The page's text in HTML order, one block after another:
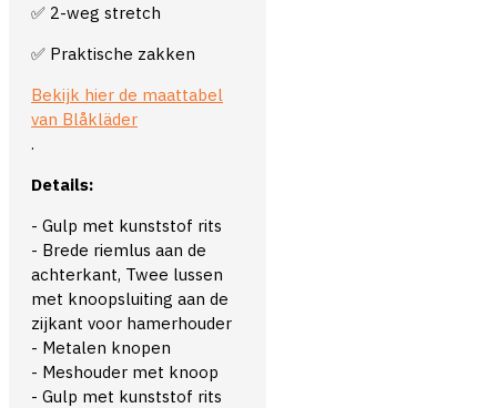
✅ 2-weg stretch
✅ Praktische zakken
Bekijk hier de maattabel
van Blåkläder
.
Details:
- Gulp met kunststof rits
- Brede riemlus aan de
achterkant, Twee lussen
met knoopsluiting aan de
zijkant voor hamerhouder
- Metalen knopen
- Meshouder met knoop
- Gulp met kunststof rits